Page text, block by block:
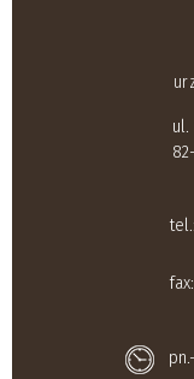
ul.
tel.:
fax: